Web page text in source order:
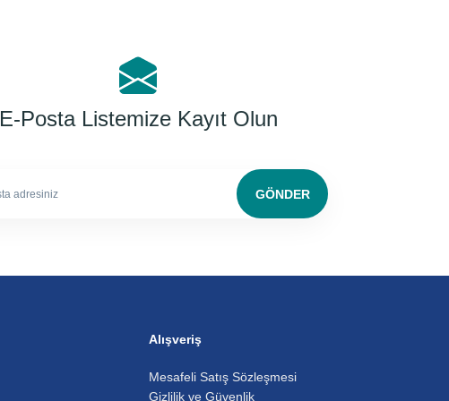
E-Posta Listemize Kayıt Olun
GÖNDER
Alışveriş
Mesafeli Satış Sözleşmesi
Gizlilik ve Güvenlik